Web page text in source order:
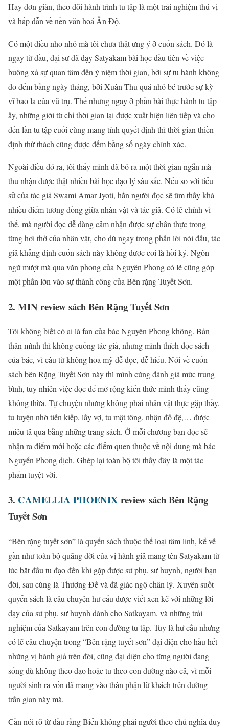
Hay đơn giản, theo dõi hành trình tu tập là một trải nghiệm thú vị
và hấp dẫn về nền văn hoá Ấn Độ.
Có một điều nho nhỏ mà tôi chưa thật ưng ý ở cuốn sách. Đó là
ngay từ đầu, đại sư đã dạy Satyakam bài học đầu tiên về việc
buông xả sự quan tâm đến ý niệm thời gian, bởi sự tu hành không
đo đếm bằng ngày tháng, bởi Xuân Thu quá nhỏ bé trước sự kỳ
vĩ bao la của vũ trụ. Thế nhưng ngay ở phần bài thực hành tu tập
ấy, những giới từ chỉ thời gian lại được xuất hiện liên tiếp và cho
đến lần tu tập cuối cùng mang tính quyết định thì thời gian thiền
định thử thách cũng được đếm bằng số ngày chính xác.
Ngoài điều đó ra, tôi thấy mình đã bỏ ra một thời gian ngắn mà
thu nhận được thật nhiều bài học đạo lý sâu sắc. Nếu so với tiểu
sử của tác giả Swami Amar Jyoti, hẳn người đọc sẽ tìm thấy khá
nhiều điểm tương đồng giữa nhân vật và tác giả. Có lẽ chính vì
thế, mà người đọc dễ dàng cảm nhận được sự chân thực trong
từng hơi thở của nhân vật, cho dù ngay trong phần lời nói đầu, tác
giả khẳng định cuốn sách này không được coi là hồi ký. Ngôn
ngữ mượt mà qua văn phong của Nguyên Phong có lẽ cũng góp
một phần lớn vào sự thành công của Bên rặng Tuyết Sơn.
2. MIN review sách Bên Rặng Tuyết Sơn
Tôi không biết có ai là fan của bác Nguyên Phong không. Bản
thân mình thì không cuồng tác giả, nhưng mình thích đọc sách
của bác, vì câu từ không hoa mỹ dễ đọc, dễ hiểu. Nói về cuốn
sách bên Rặng Tuyết Sơn này thì mình cũng đánh giá mức trung
bình, tuy nhiên việc đọc để mở rộng kiến thức mình thấy cũng
không thừa. Tự chuyện nhưng không phải nhân vật thực gặp thầy,
tu luyện nhờ tiền kiếp, lấy vợ, tu mật tông, nhận đồ đệ,… được
miêu tả qua bằng những trang sách. Ở mỗi chương bạn đọc sẽ
nhận ra điểm mới hoặc các điểm quen thuộc về nội dung mà bác
Nguyễn Phong dịch. Ghép lại toàn bộ tôi thấy đây là một tác
phẩm tuyệt vời.
3. CAMELLIA PHOENIX review sách Bên Rặng
Tuyết Sơn
“Bên rặng tuyết sơn” là quyển sách thuộc thể loại tâm linh, kể về
gần như toàn bộ quãng đời của vị hành giả mang tên Satyakam từ
lúc bắt đầu tu đạo đến khi gặp được sư phụ, sư huynh, người bạn
đời, sau cùng là Thượng Đế và đã giác ngộ chân lý. Xuyên suốt
quyển sách là câu chuyện hư cấu được viết xen kẽ với những lời
dạy của sư phụ, sư huynh dành cho Satkayam, và những trải
nghiệm của Satkayam trên con đường tu tập. Tuy là hư cấu nhưng
có lẽ câu chuyện trong “Bên rặng tuyết sơn” đại diện cho hầu hết
những vị hành giả trên đời, cũng đại diện cho từng người đang
sống dù không theo đạo hoặc tu theo con đường nào cả, vì mỗi
người sinh ra vốn đã mang vào thân phận lữ khách trên đường
trần gian này mà.
Cần nói rõ từ đầu rằng Biển không phải người theo chủ nghĩa duy